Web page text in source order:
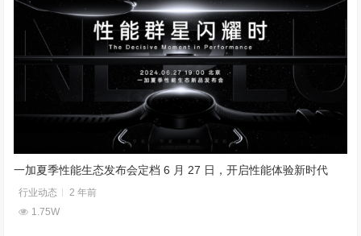
一加夏季性能生态发布会定档 6 月 27 日，开启性能体验新时代
行业动态
2 年前
1.75W